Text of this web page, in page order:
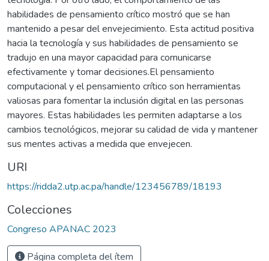
habilidades de pensamiento crítico mostró que se han
mantenido a pesar del envejecimiento. Esta actitud positiva
hacia la tecnología y sus habilidades de pensamiento se
tradujo en una mayor capacidad para comunicarse
efectivamente y tomar decisiones.El pensamiento
computacional y el pensamiento crítico son herramientas
valiosas para fomentar la inclusión digital en las personas
mayores. Estas habilidades les permiten adaptarse a los
cambios tecnológicos, mejorar su calidad de vida y mantener
sus mentes activas a medida que envejecen.
URI
https://ridda2.utp.ac.pa/handle/123456789/18193
Colecciones
Congreso APANAC 2023
Página completa del ítem